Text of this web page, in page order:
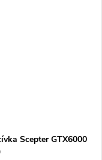
Scepter GTX6000